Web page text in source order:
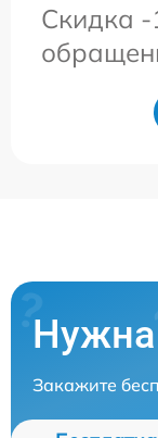
Скидка -
Нужна
Закажите